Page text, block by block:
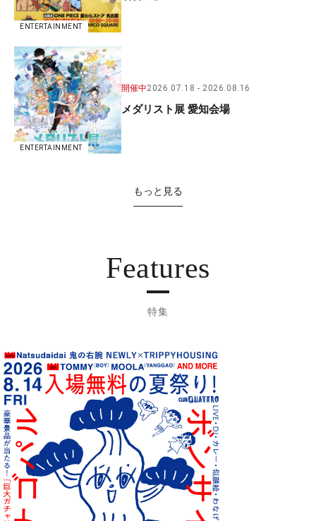
ENTERTAINMENT
ENTERTAINMENT
開催中2026.07.18 2026.08.16
メダリスト展 愛知会場
もっと見る
Features
特集